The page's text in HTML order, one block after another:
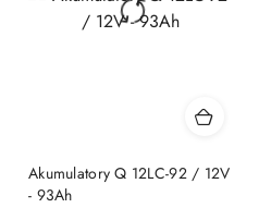
Akumulatory Q 12LC-92 / 12V
- 93Ah